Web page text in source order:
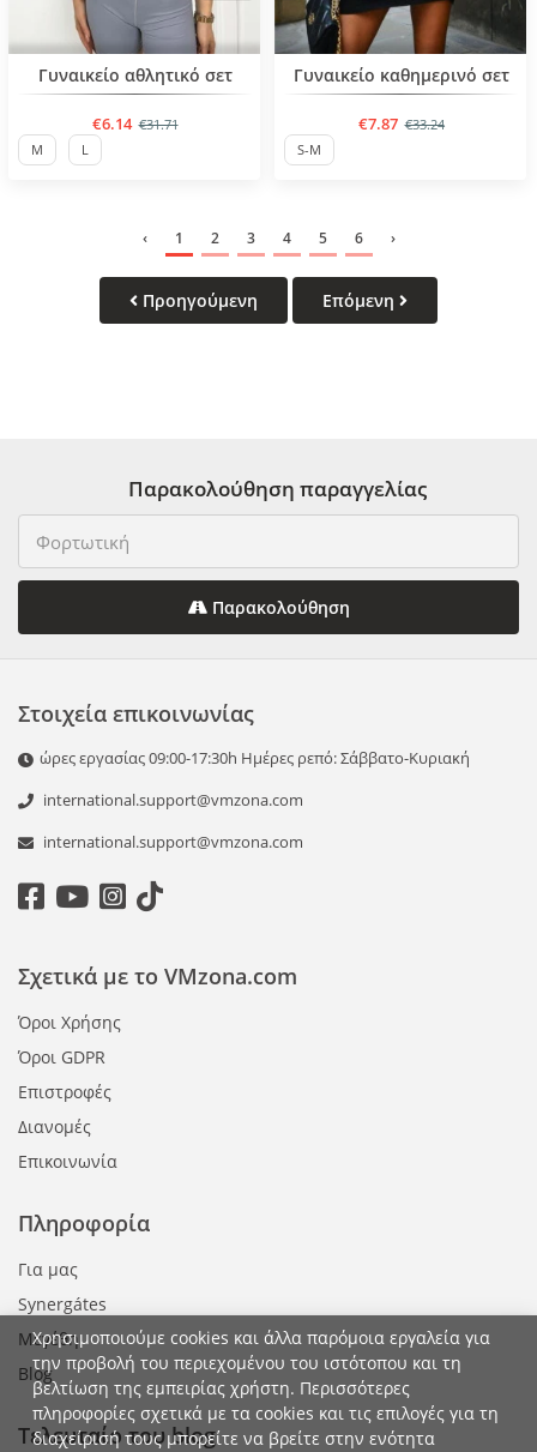
BESTSELLER
Γυναικείο αθλητικό σετ
€6.14 €31.71
M L
BESTSELLER
Γυναικείο καθημερινό σετ
€7.87 €33.24
S-M
‹ 1 2 3 4 5 6 ›
Προηγούμενη Επόμενη
Χρησιμοποιούμε cookies και άλλα παρόμοια εργαλεία για
την προβολή του περιεχομένου του ιστότοπου και τη
βελτίωση της εμπειρίας χρήστη. Περισσότερες
πληροφορίες σχετικά με τα cookies και τις επιλογές για τη
διαχείρισή τους μπορείτε να βρείτε στην ενότητα
Παρακολούθηση παραγγελίας
Παρακολούθηση
Στοιχεία επικοινωνίας
ώρες εργασίας 09:00-17:30h Ημέρες ρεπό: Σάββατο-Κυριακή
international.support@vmzona.com
international.support@vmzona.com
Πληροφορία
Για μας
Synergátes
Μεγέθη
Blog
Σχετικά με το VMzona.com
Όροι Χρήσης
Όροι GDPR
Επιστροφές
Διανομές
Επικοινωνία
Τελευταίο του blog